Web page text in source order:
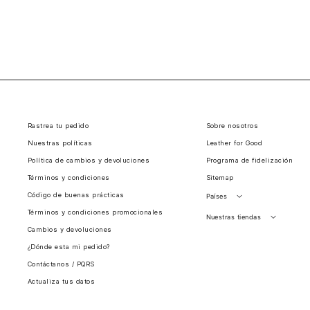
Rastrea tu pedido
Nuestras políticas
Política de cambios y devoluciones
Términos y condiciones
Código de buenas prácticas
Términos y condiciones promocionales
Cambios y devoluciones
¿Dónde esta mi pedido?
Contáctanos / PQRS
Actualiza tus datos
Sobre nosotros
Leather for Good
Programa de fidelización
Sitemap
Países
Perú
Nuestras tiendas